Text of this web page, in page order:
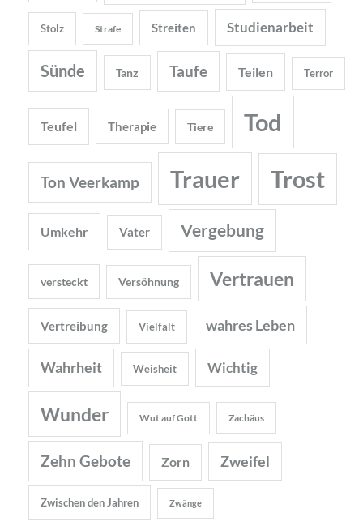
Stolz Strafe Streiten Studienarbeit
Sünde Tanz Taufe Teilen Terror
Teufel Therapie Tiere Tod
Ton Veerkamp Trauer Trost
Umkehr Vater Vergebung
versteckt Versöhnung Vertrauen
Vertreibung Vielfalt wahres Leben
Wahrheit Weisheit Wichtig
Wunder Wut auf Gott Zachäus
Zehn Gebote Zorn Zweifel
Zwischen den Jahren Zwänge